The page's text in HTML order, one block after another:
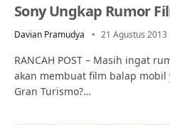
Sony Ungkap Rumor
Davian Pramudya 21 Agustus 2013
RANCAH POST – Masih ingat
akan membuat film balap
Gran Turismo?…